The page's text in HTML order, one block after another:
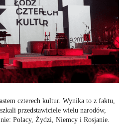
czterech kultur. Wynika to z faktu,
przedstawiciele wielu narodów,
Polacy, Żydzi, Niemcy i Rosjanie.